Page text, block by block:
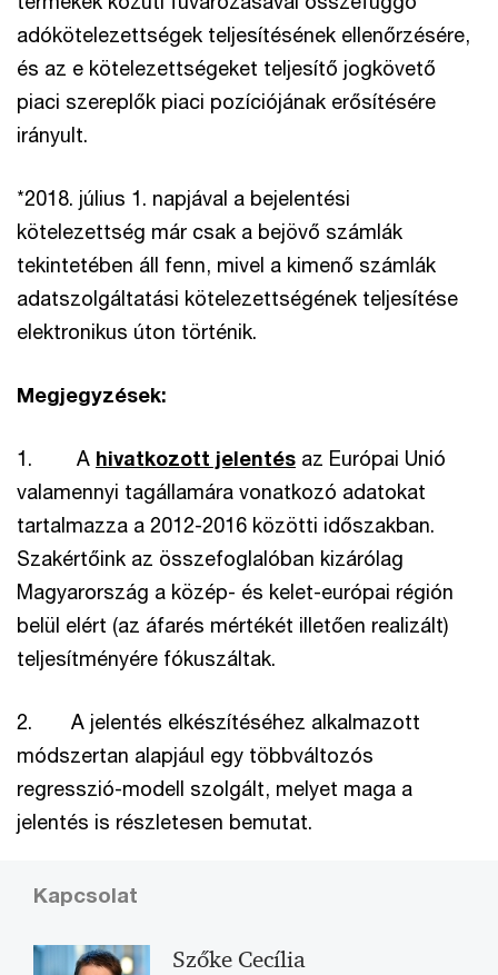
adókötelezettségek teljesítésének ellenőrzésére,
és az e kötelezettségeket teljesítő jogkövető
piaci szereplők piaci pozíciójának erősítésére
irányult.
*2018. július 1. napjával a bejelentési
kötelezettség már csak a bejövő számlák
tekintetében áll fenn, mivel a kimenő számlák
adatszolgáltatási kötelezettségének teljesítése
elektronikus úton történik.
Megjegyzések:
1. A hivatkozott jelentés az Európai Unió
valamennyi tagállamára vonatkozó adatokat
tartalmazza a 2012-2016 közötti időszakban.
Szakértőink az összefoglalóban kizárólag
Magyarország a közép- és kelet-európai régión
belül elért (az áfarés mértékét illetően realizált)
teljesítményére fókuszáltak.
2. A jelentés elkészítéséhez alkalmazott
módszertan alapjául egy többváltozós
regresszió-modell szolgált, melyet maga a
jelentés is részletesen bemutat.
Kapcsolat
Szőke Cecília